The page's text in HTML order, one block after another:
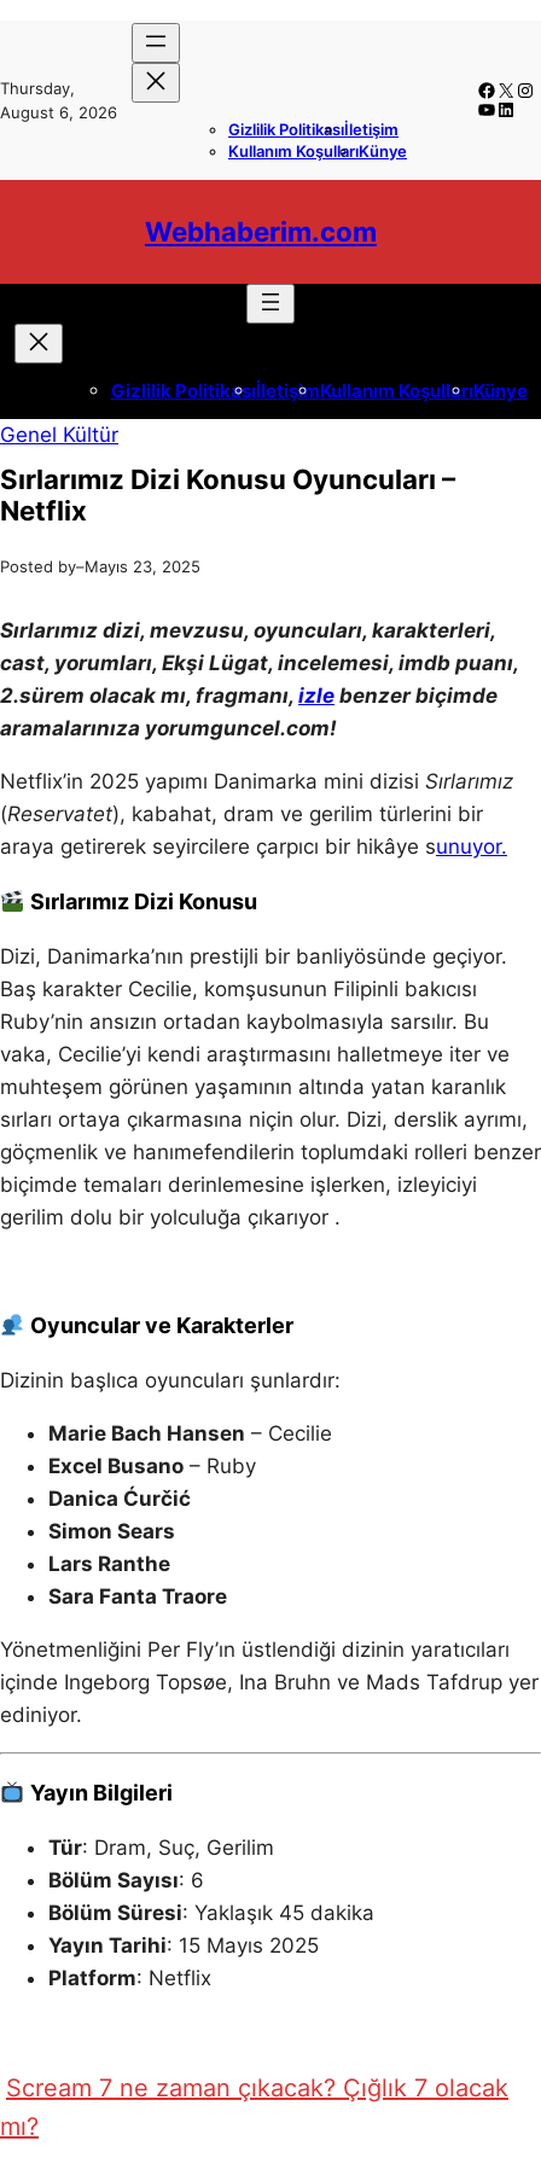
content
Thursday,
August 6, 2026
Gizlilik Politikasıİletişim
Kullanım KoşullarıKünye
X
Webhaberim.com
Gizlilik PolitikasıİletişimKullanım KoşullarıKünye
Genel Kültür
Sırlarımız Dizi Konusu Oyuncuları –
Netflix
Posted by–Mayıs 23, 2025
Sırlarımız dizi, mevzusu, oyuncuları, karakterleri,
cast, yorumları, Ekşi Lügat, incelemesi, imdb puanı,
2.sürem olacak mı, fragmanı, izle benzer biçimde
aramalarınıza yorumguncel.com!
Netflix’in 2025 yapımı Danimarka mini dizisi Sırlarımız
(Reservatet), kabahat, dram ve gerilim türlerini bir
araya getirerek seyircilere çarpıcı bir hikâye sunuyor.
Sırlarımız Dizi Konusu
Dizi, Danimarka’nın prestijli bir banliyösünde geçiyor.
Baş karakter Cecilie, komşusunun Filipinli bakıcısı
Ruby’nin ansızın ortadan kaybolmasıyla sarsılır. Bu
vaka, Cecilie’yi kendi araştırmasını halletmeye iter ve
muhteşem görünen yaşamının altında yatan karanlık
sırları ortaya çıkarmasına niçin olur. Dizi, derslik ayrımı,
göçmenlik ve hanımefendilerin toplumdaki rolleri benzer
biçimde temaları derinlemesine işlerken, izleyiciyi
gerilim dolu bir yolculuğa çıkarıyor .
Oyuncular ve Karakterler
Dizinin başlıca oyuncuları şunlardır:
Marie Bach Hansen – Cecilie
Excel Busano – Ruby
Danica Ćurčić
Simon Sears
Lars Ranthe
Sara Fanta Traore
Yönetmenliğini Per Fly’ın üstlendiği dizinin yaratıcıları
içinde Ingeborg Topsøe, Ina Bruhn ve Mads Tafdrup yer
ediniyor.
Yayın Bilgileri
Tür: Dram, Suç, Gerilim
Bölüm Sayısı: 6
Bölüm Süresi: Yaklaşık 45 dakika
Yayın Tarihi: 15 Mayıs 2025
Platform: Netflix
Scream 7 ne zaman çıkacak? Çığlık 7 olacak
mı?